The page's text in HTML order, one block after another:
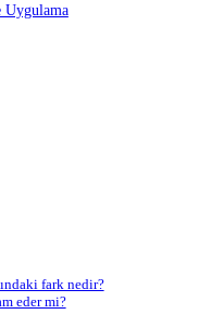
Uygulama
fark nedir?
eder mi?